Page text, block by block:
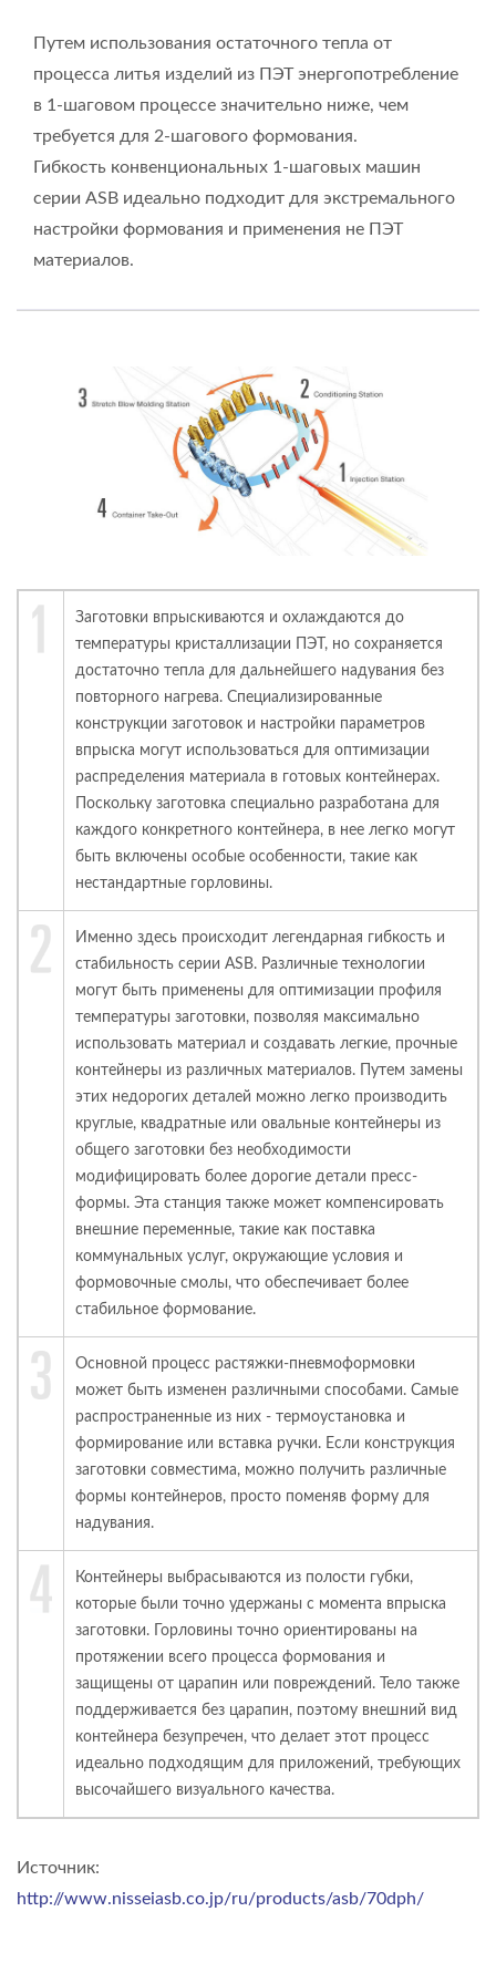
Путем использования остаточного тепла от
процесса литья изделий из ПЭТ энергопотребление
в 1-шаговом процессе значительно ниже, чем
требуется для 2-шагового формования.
Гибкость конвенциональных 1-шаговых машин
серии ASB идеально подходит для экстремального
настройки формования и применения не ПЭТ
материалов.
Заготовки впрыскиваются и охлаждаются до
температуры кристаллизации ПЭТ, но сохраняется
достаточно тепла для дальнейшего надувания без
повторного нагрева. Специализированные
конструкции заготовок и настройки параметров
впрыска могут использоваться для оптимизации
распределения материала в готовых контейнерах.
Поскольку заготовка специально разработана для
каждого конкретного контейнера, в нее легко могут
быть включены особые особенности, такие как
нестандартные горловины.
Именно здесь происходит легендарная гибкость и
стабильность серии ASB. Различные технологии
могут быть применены для оптимизации профиля
температуры заготовки, позволяя максимально
использовать материал и создавать легкие, прочные
контейнеры из различных материалов. Путем замены
этих недорогих деталей можно легко производить
круглые, квадратные или овальные контейнеры из
общего заготовки без необходимости
модифицировать более дорогие детали пресс-
формы. Эта станция также может компенсировать
внешние переменные, такие как поставка
коммунальных услуг, окружающие условия и
формовочные смолы, что обеспечивает более
стабильное формование.
Основной процесс растяжки-пневмоформовки
может быть изменен различными способами. Самые
распространенные из них - термоустановка и
формирование или вставка ручки. Если конструкция
заготовки совместима, можно получить различные
формы контейнеров, просто поменяв форму для
надувания.
Контейнеры выбрасываются из полости губки,
которые были точно удержаны с момента впрыска
заготовки. Горловины точно ориентированы на
протяжении всего процесса формования и
защищены от царапин или повреждений. Тело также
поддерживается без царапин, поэтому внешний вид
контейнера безупречен, что делает этот процесс
идеально подходящим для приложений, требующих
высочайшего визуального качества.
Источник:
http://www.nisseiasb.co.jp/ru/products/asb/70dph/